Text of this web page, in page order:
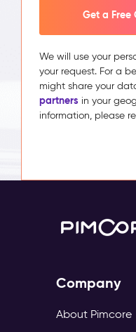
Get a Free
We will use your
your request. For a
might share your
partners in your
information, please
Company
About Pimcore